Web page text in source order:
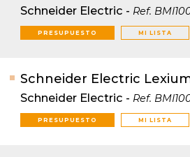
Schneider Electric - Ref.
PRESUPUESTO MI LISTA
Schneider Electric
Schneider Electric - Ref.
PRESUPUESTO MI LISTA